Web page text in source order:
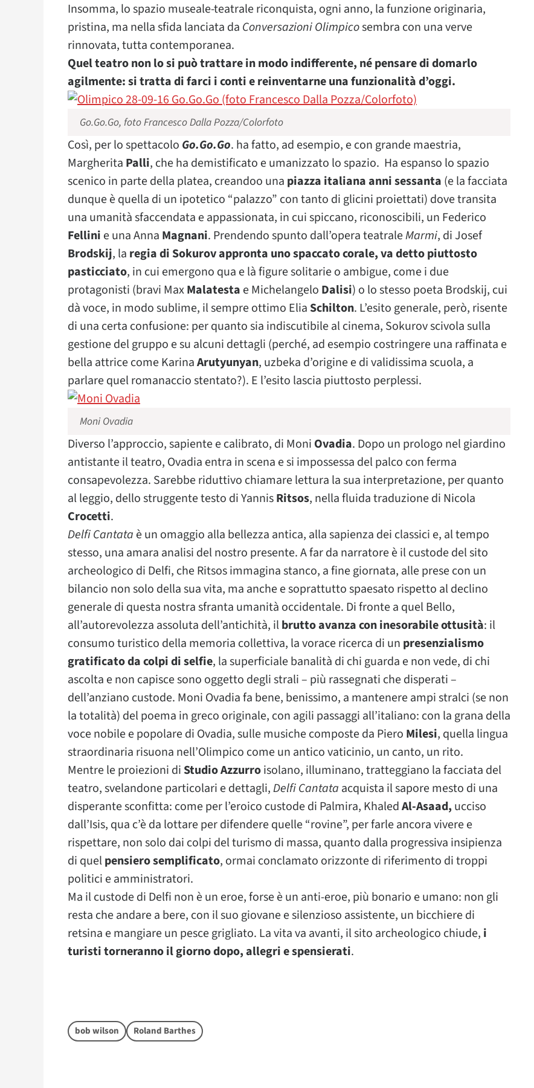
Insomma, lo spazio museale-teatrale riconquista, ogni anno, la funzione originaria,
pristina, ma nella sfida lanciata da Conversazioni Olimpicosembra con una verve
rinnovata, tutta contemporanea.
Quel teatro non lo si può trattare in modo indifferente, né pensare di domarlo
agilmente: si tratta di farci i conti e reinventarne una funzionalità d’oggi.
Go.Go.Go, foto Francesco Dalla Pozza/Colorfoto
Così, per lo spettacolo Go.Go.Go. ha fatto, ad esempio, e con grande maestria,
Margherita Palli, che ha demistificato e umanizzato lo spazio. Ha espanso lo spazio
scenico in parte della platea, creandoo una piazza italiana anni sessanta (e la facciata
dunque è quella di un ipotetico “palazzo” con tanto di glicini proiettati) dove transita
una umanità sfaccendata e appassionata, in cui spiccano, riconoscibili, un Federico
Fellini e una Anna Magnani. Prendendo spunto dall’opera teatraleMarmi, di Josef
Brodskij, la regia di Sokurov appronta uno spaccato corale, va detto piuttosto
pasticciato, in cui emergono qua e là figure solitarie o ambigue, come i due
protagonisti (bravi MaxMalatesta e Michelangelo Dalisi) o lo stesso poeta Brodskij, cui
dà voce, in modo sublime, il sempre ottimo Elia Schilton. L’esito generale, però, risente
di una certa confusione: per quanto sia indiscutibile al cinema, Sokurov scivola sulla
gestione del gruppo e su alcuni dettagli (perché, ad esempio costringere una raffinata e
bella attrice come KarinaArutyunyan, uzbeka d’origine e di validissima scuola, a
parlare quel romanaccio stentato?). E l’esito lascia piuttosto perplessi.
Moni Ovadia
Diverso l’approccio, sapiente e calibrato, di Moni Ovadia. Dopo un prologo nel giardino
antistante il teatro, Ovadia entra in scena e si impossessa del palco con ferma
consapevolezza. Sarebbe riduttivo chiamare lettura la sua interpretazione, per quanto
al leggio, dello struggente testo di YannisRitsos, nella fluida traduzione di Nicola
Crocetti.
Delfi Cantata è un omaggio alla bellezza antica, alla sapienza dei classici e, al tempo
stesso, una amara analisi del nostro presente. A far da narratore è il custode del sito
archeologico di Delfi, che Ritsos immagina stanco, a fine giornata, alle prese con un
bilancio non solo della sua vita, ma anche e soprattutto spaesato rispetto al declino
generale di questa nostra sfranta umanità occidentale. Di fronte a quel Bello,
all’autorevolezza assoluta dell’antichità, ilbrutto avanza con inesorabile ottusità: il
consumo turistico della memoria collettiva, la vorace ricerca di un presenzialismo
gratificato da colpi di selfie, la superficiale banalità di chi guarda e non vede, di chi
ascolta e non capisce sono oggetto degli strali – più rassegnati che disperati –
dell’anziano custode. Moni Ovadia fa bene, benissimo, a mantenere ampi stralci (se non
la totalità) del poema in greco originale, con agili passaggi all’italiano: con la grana della
voce nobile e popolare di Ovadia, sulle musiche composte da Piero Milesi, quella lingua
straordinaria risuona nell’Olimpico come un antico vaticinio, un canto, un rito.
Mentre le proiezioni di Studio Azzurroisolano, illuminano, tratteggiano la facciata del
teatro, svelandone particolari e dettagli,Delfi Cantata acquista il sapore mesto di una
disperante sconfitta: come per l’eroico custode di Palmira, KhaledAl-Asaad, ucciso
dall’Isis, qua c’è da lottare per difendere quelle “rovine”, per farle ancora vivere e
rispettare, non solo dai colpi del turismo di massa, quanto dalla progressiva insipienza
di quelpensiero semplificato, ormai conclamato orizzonte di riferimento di troppi
politici e amministratori.
Ma il custode di Delfi non è un eroe, forse è un anti-eroe, più bonario e umano: non gli
resta che andare a bere, con il suo giovane e silenzioso assistente, un bicchiere di
retsina e mangiare un pesce grigliato. La vita va avanti, il sito archeologico chiude, i
turisti torneranno il giorno dopo, allegri e spensierati.
bob wilson Roland Barthes